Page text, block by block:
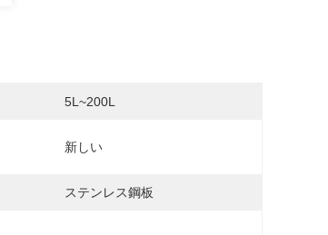
5L~200L
新しい
ステンレス鋼板